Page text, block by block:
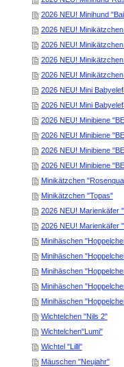
2026 NEU! Minihund
2026 NEU!
2026 NEU!
2026 NEU!
2026 NEU!
2026 NEU! Mini
2026 NEU! Mini
2026 NEU! Minibiene
2026 NEU! Minibiene
2026 NEU! Minibiene
2026 NEU! Minibiene
Minikätzchen
Minikätzchen "Topas"
2026 NEU! Marienkäfer
2026 NEU! Marienkäfer
Minihäschen
Minihäschen
Minihäschen
Minihäschen
Minihäschen
Wichtelchen "Nils 2"
Wichtelchen"Lumi"
Wichtel "Lilli"
Mäuschen "Neujahr"